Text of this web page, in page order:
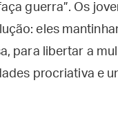
guerra”. Os
eles
para libertar a
procriativa e